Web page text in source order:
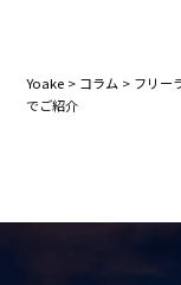
Yoake > コラム > フリー
でご紹介